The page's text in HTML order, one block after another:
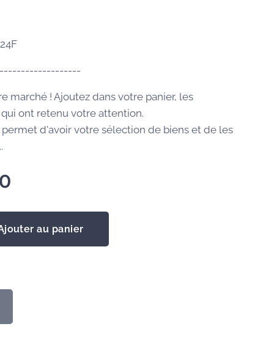
marché ! Ajoutez dans votre panier, les
ont retenu votre attention.
permet d'avoir votre sélection de biens et de les
au panier